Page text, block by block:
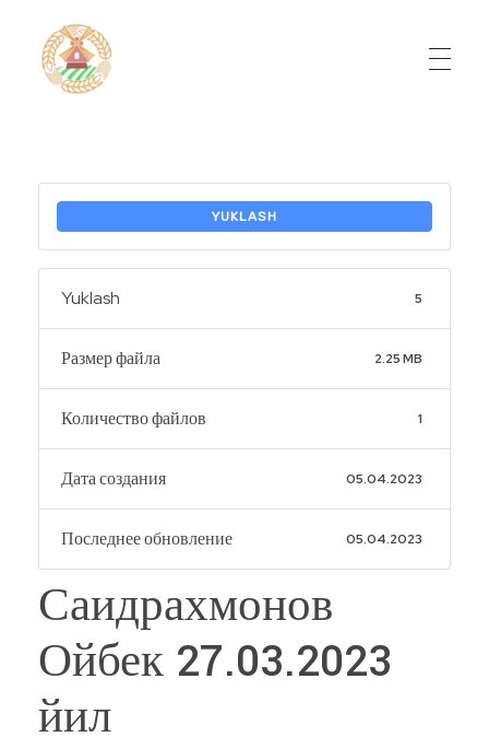
YUKLASH
Yuklash 5
Размер файла 2.25 MB
Количество файлов 1
Дата создания 05.04.2023
Последнее обновление 05.04.2023
Саидрахмонов
Ойбек 27.03.2023
йил